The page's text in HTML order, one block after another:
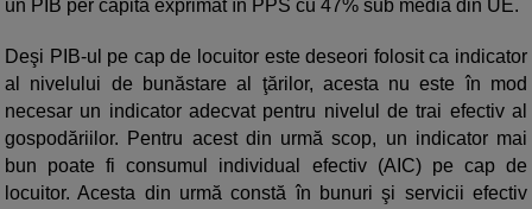
un PIB per capita exprimat în PPS cu 47% sub media din UE.
Deşi PIB-ul pe cap de locuitor este deseori folosit ca indicator
al nivelului de bunăstare al ţărilor, acesta nu este în mod
necesar un indicator adecvat pentru nivelul de trai efectiv al
gospodăriilor. Pentru acest din urmă scop, un indicator mai
bun poate fi consumul individual efectiv (AIC) pe cap de
locuitor. Acesta din urmă constă în bunuri şi servicii efectiv